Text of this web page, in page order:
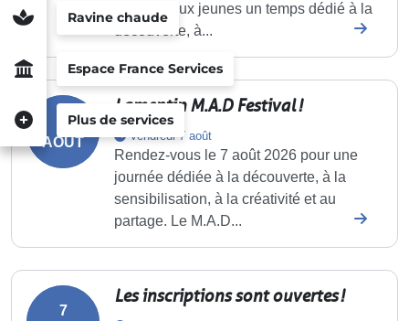
Ravine chaude
Espace France Services
Plus de services
propose aux jeunes un temps dédié à la
découverte, à...
AOÛT
Lamentin M.A.D Festival !
Vendredi 7 août
Rendez-vous le 7 août 2026 pour une
journée dédiée à la découverte, à la
sensibilisation, à la créativité et au
partage. Le M.A.D...
7
Les inscriptions sont ouvertes !